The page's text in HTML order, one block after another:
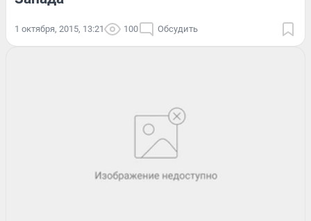
1 октября, 2015, 13:21 100 Обсудить